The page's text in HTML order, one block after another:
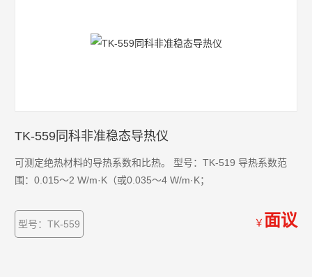
TK-559同科非准稳态导热仪
可测定绝热材料的导热系数和比热。 型号：TK-519 导热系数范
围：0.015～2 W/m·K（或0.035～4 W/m·K；
型号：TK-559 ￥ 面议